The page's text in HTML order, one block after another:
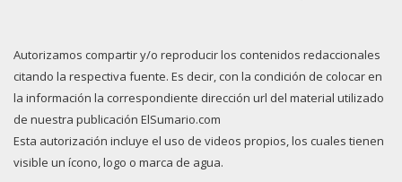
Autorizamos compartir y/o reproducir los contenidos redaccionales
citando la respectiva fuente. Es decir, con la condición de colocar en
la información la correspondiente dirección url del material utilizado
de nuestra publicación ElSumario.com
Esta autorización incluye el uso de videos propios, los cuales tienen
visible un ícono, logo o marca de agua.